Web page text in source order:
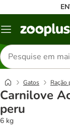
Menu
Pesquisar
produtos
Gatos Ração
Carnilove
peru
6 kg